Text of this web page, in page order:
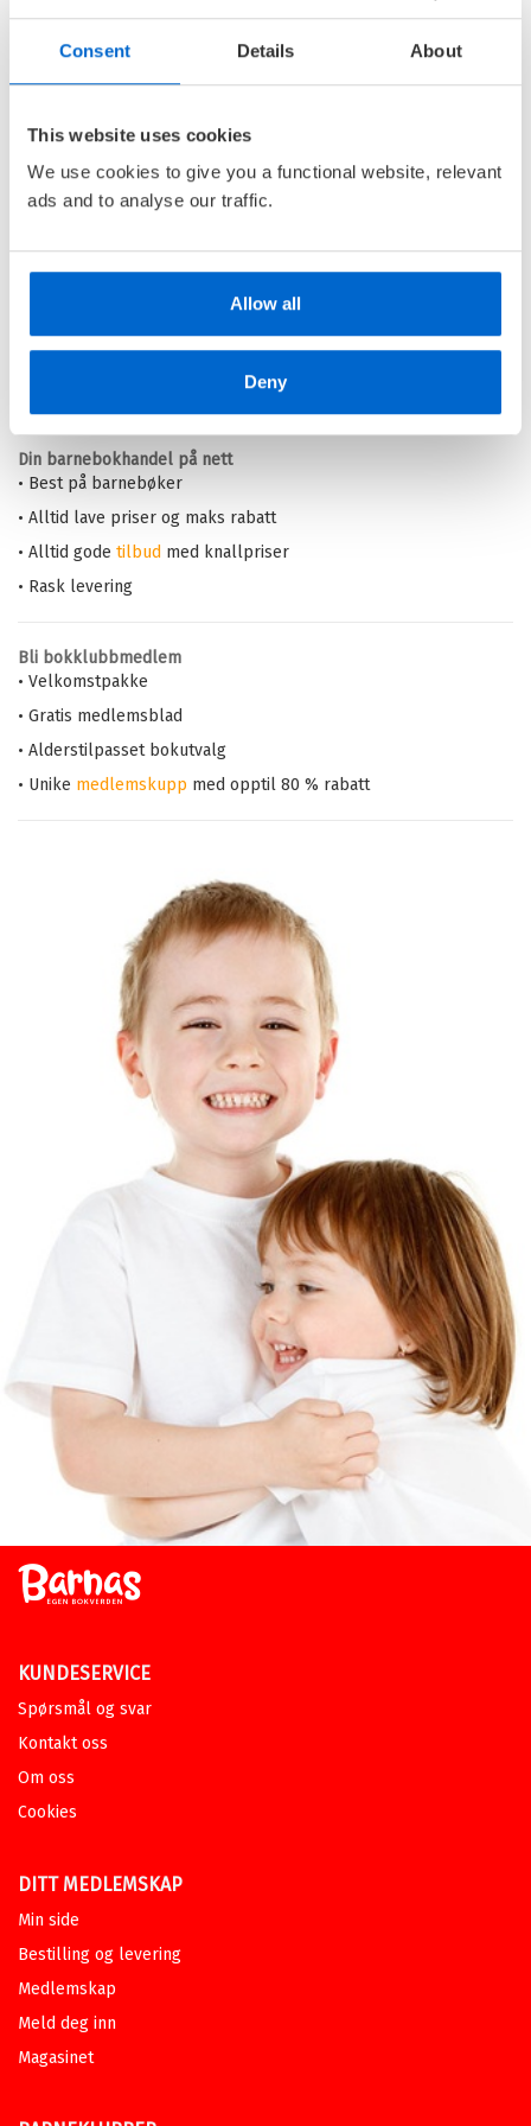
Consent Details About
This website uses cookies
We use cookies to give you a functional website, relevant
ads and to analyse our traffic.
Allow all
Deny
KAREN PIRIE /VAL MCDERMID
Ebok
249,–
Barnas Egen Bokverden – 100% leselyst!
Din barnebokhandel på nett
• Best på barnebøker
• Alltid lave priser og maks rabatt
• Alltid gode tilbud med knallpriser
• Rask levering
Bli bokklubbmedlem
• Velkomstpakke
• Gratis medlemsblad
• Alderstilpasset bokutvalg
• Unike medlemskupp med opptil 80 % rabatt
KUNDESERVICE
Spørsmål og svar
Kontakt oss
Om oss
Cookies
DITT MEDLEMSKAP
Min side
Bestilling og levering
Medlemskap
Meld deg inn
Magasinet